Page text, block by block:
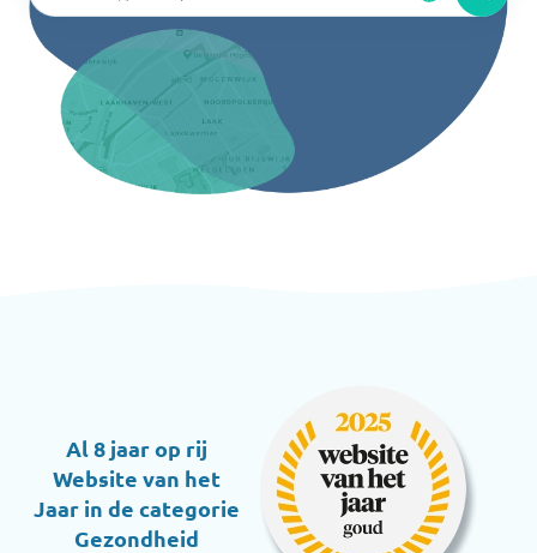
Al 8 jaar op rij
Website van het
Jaar in de categorie
Gezondheid